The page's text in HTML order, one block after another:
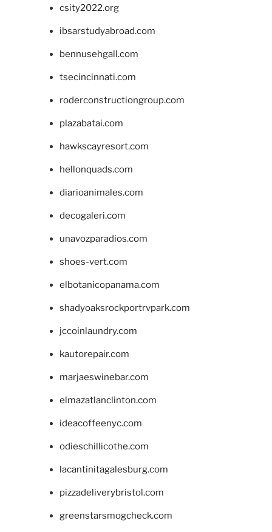
csity2022.org
ibsarstudyabroad.com
bennusehgall.com
tsecincinnati.com
roderconstructiongroup.com
plazabatai.com
hawkscayresort.com
hellonquads.com
diarioanimales.com
decogaleri.com
unavozparadios.com
shoes-vert.com
elbotanicopanama.com
shadyoaksrockportrvpark.com
jccoinlaundry.com
kautorepair.com
marjaeswinebar.com
elmazatlanclinton.com
ideacoffeenyc.com
odieschillicothe.com
lacantinitagalesburg.com
pizzadeliverybristol.com
greenstarsmogcheck.com